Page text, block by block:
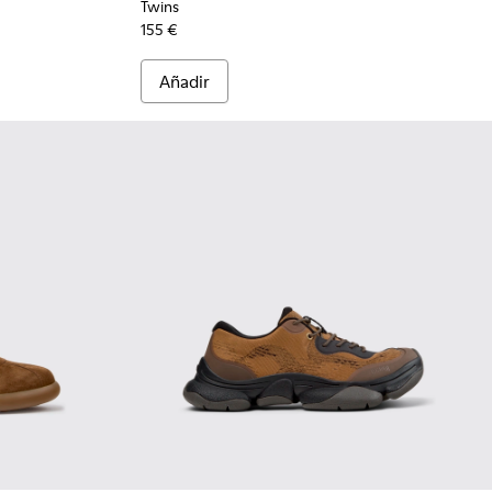
Twins
155 €
Añadir